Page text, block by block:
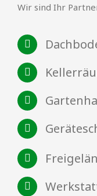
Wir sind Ihr